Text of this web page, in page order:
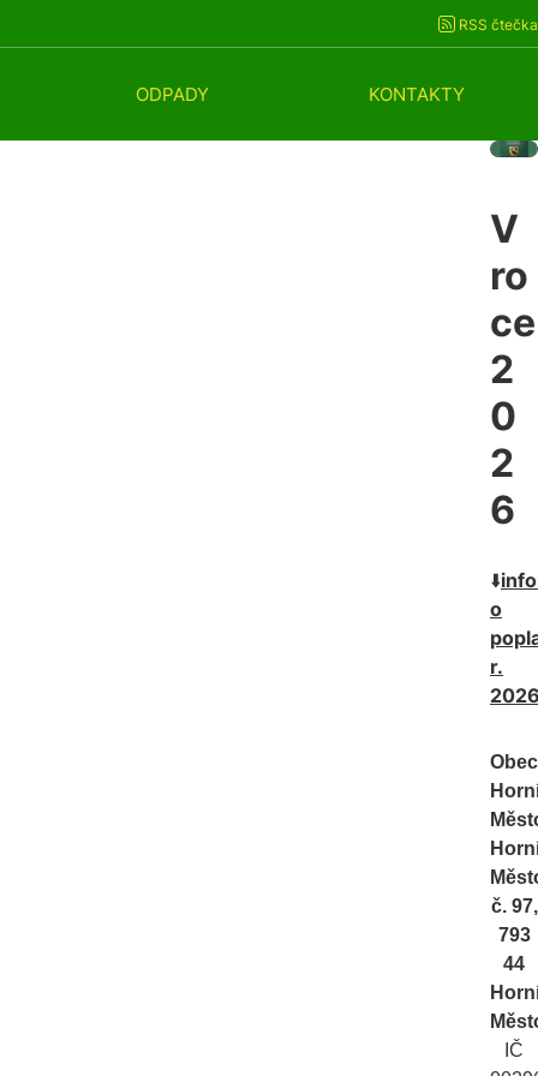
RSS čtečka
ODPADY KONTAKTY
V
ro
ce
2
0
2
6
⬇️
o
r.
Obec
č. 97,
793
44
IČ